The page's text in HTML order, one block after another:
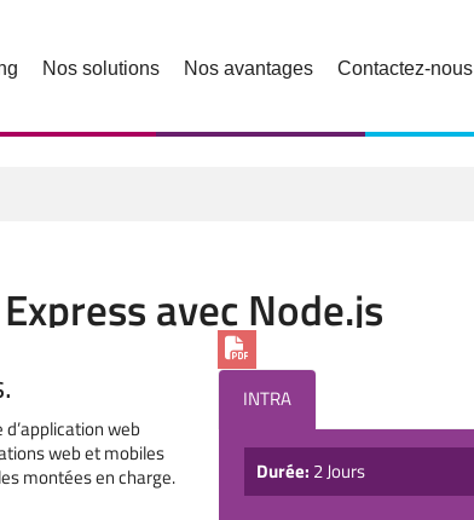
Nos solutions Nos avantages Contactez-nous
avec Node.js
web
web et mobiles
montées en charge.
INTRA
Durée: 2 Jours